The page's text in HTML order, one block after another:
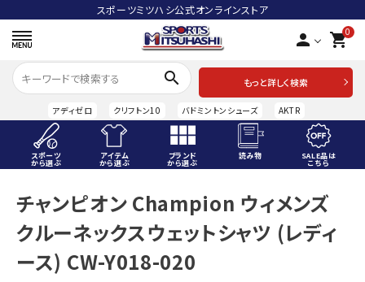
スポーツミツハシ公式オンラインストア
person 0
shopping_cart
search
もっと詳しく検索
アディゼロ クリフトン10 バドミントンシューズ AKTR
スポーツ
から選ぶ
アイテム
から選ぶ
ブランド
から選ぶ
読み物 SALE品は
こちら
ACCOUNT MENU
ようこそ ゲスト 様
ログイン person 会員登録
チャンピオン Champion ウィメンズ
クルーネックスウェットシャツ (レディ
ース) CW-Y018-020